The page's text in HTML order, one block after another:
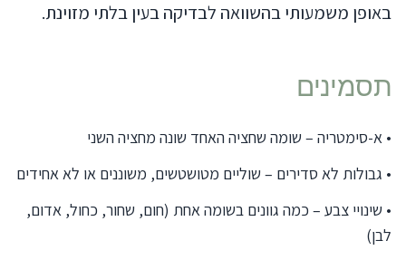
באופן משמעותי בהשוואה לבדיקה בעין בלתי מזוינת.
תסמינים
• א-סימטריה – שומה שחציה האחד שונה מחציה השני
• גבולות לא סדירים – שוליים מטושטשים, משוננים או לא אחידים
• שינויי צבע – כמה גוונים בשומה אחת (חום, שחור, כחול, אדום,
לבן)